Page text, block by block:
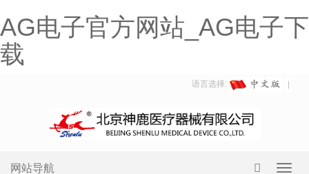
AG电子官方网站_AG电子下
载
语言选择:
网站导航